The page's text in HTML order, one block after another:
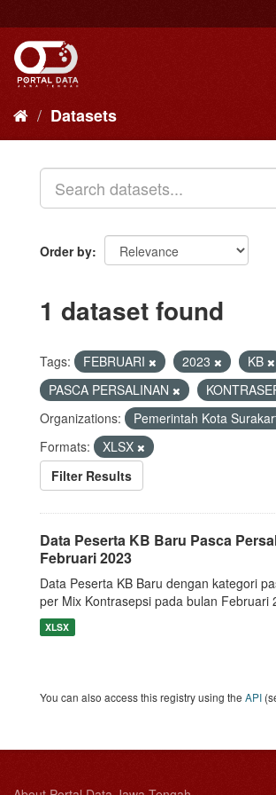
to
content
Datasets
Order by
1 dataset found
Tags: FEBRUARI 2023
KB
PASCA PERSALINAN
Organizations:
Pemerintah Kota
Formats:
XLSX
Filter Results
Data Peserta KB Baru Pasca
Februari 2023
Data Peserta KB Baru dengan kategori
per Mix Kontrasepsi pada bulan Februari
XLSX
You can also access this registry using the API